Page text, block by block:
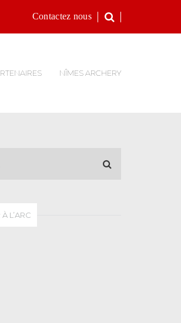
Contactez nous
NÎMES ARCHERY
L’ARC